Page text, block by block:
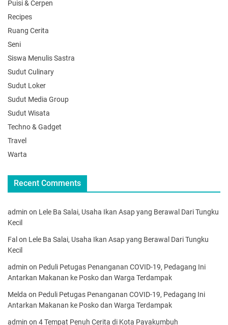
Puisi & Cerpen
Recipes
Ruang Cerita
Seni
Siswa Menulis Sastra
Sudut Culinary
Sudut Loker
Sudut Media Group
Sudut Wisata
Techno & Gadget
Travel
Warta
Recent Comments
admin on Lele Ba Salai, Usaha Ikan Asap yang Berawal Dari Tungku
Kecil
Fal on Lele Ba Salai, Usaha Ikan Asap yang Berawal Dari Tungku
Kecil
admin on Peduli Petugas Penanganan COVID-19, Pedagang Ini
Antarkan Makanan ke Posko dan Warga Terdampak
Melda on Peduli Petugas Penanganan COVID-19, Pedagang Ini
Antarkan Makanan ke Posko dan Warga Terdampak
admin on 4 Tempat Penuh Cerita di Kota Payakumbuh